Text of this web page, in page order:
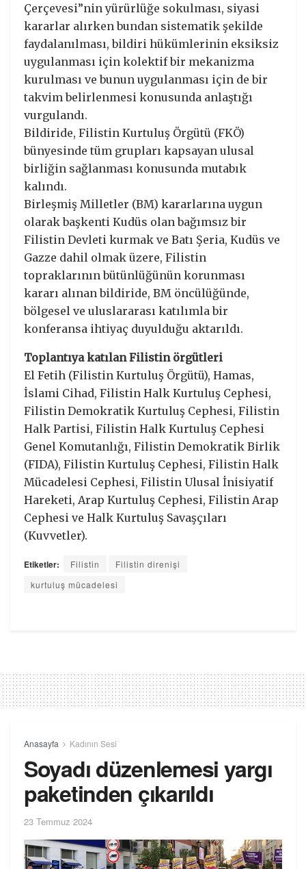
Çerçevesi”nin yürürlüğe sokulması, siyasi
kararlar alırken bundan sistematik şekilde
faydalanılması, bildiri hükümlerinin eksiksiz
uygulanması için kolektif bir mekanizma
kurulması ve bunun uygulanması için de bir
takvim belirlenmesi konusunda anlaştığı
vurgulandı.
Bildiride, Filistin Kurtuluş Örgütü (FKÖ)
bünyesinde tüm grupları kapsayan ulusal
birliğin sağlanması konusunda mutabık
kalındı.
Birleşmiş Milletler (BM) kararlarına uygun
olarak başkenti Kudüs olan bağımsız bir
Filistin Devleti kurmak ve Batı Şeria, Kudüs ve
Gazze dahil olmak üzere, Filistin
topraklarının bütünlüğünün korunması
kararı alınan bildiride, BM öncülüğünde,
bölgesel ve uluslararası katılımla bir
konferansa ihtiyaç duyulduğu aktarıldı.
Toplantıya katılan Filistin örgütleri
El Fetih (Filistin Kurtuluş Örgütü), Hamas,
İslami Cihad, Filistin Halk Kurtuluş Cephesi,
Filistin Demokratik Kurtuluş Cephesi, Filistin
Halk Partisi, Filistin Halk Kurtuluş Cephesi
Genel Komutanlığı, Filistin Demokratik Birlik
(FIDA), Filistin Kurtuluş Cephesi, Filistin Halk
Mücadelesi Cephesi, Filistin Ulusal İnisiyatif
Hareketi, Arap Kurtuluş Cephesi, Filistin Arap
Cephesi ve Halk Kurtuluş Savaşçıları
(Kuvvetler).
Etiketler: Filistin
Filistin direnişi
kurtuluş mücadelesi
Anasayfa Kadının Sesi
Soyadı düzenlemesi yargı
paketinden çıkarıldı
23 Temmuz 2024